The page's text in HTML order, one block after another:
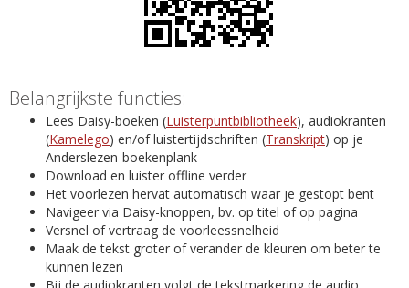
Belangrijkste functies:
Lees Daisy-boeken (Luisterpuntbibliotheek), audiokranten
(Kamelego) en/of luistertijdschriften (Transkript) op je
Anderslezen-boekenplank
Download en luister offline verder
Het voorlezen hervat automatisch waar je gestopt bent
Navigeer via Daisy-knoppen, bv. op titel of op pagina
Versnel of vertraag de voorleessnelheid
Maak de tekst groter of verander de kleuren om beter te
kunnen lezen